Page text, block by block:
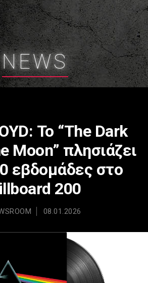
NEWS
Το “The Dark
Moon” πλησιάζει
εβδομάδες στο
200
08.01.2026